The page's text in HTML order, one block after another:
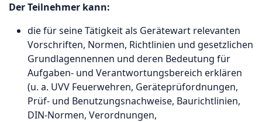
Der Teilnehmer kann:
die für seine Tätigkeit als Gerätewart relevanten
Vorschriften, Normen, Richtlinien und gesetzlichen
Grundlagennennen und deren Bedeutung für
Aufgaben- und Verantwortungsbereich erklären
(u. a. UVV Feuerwehren, Geräteprüfordnungen,
Prüf- und Benutzungsnachweise, Baurichtlinien,
DIN-Normen, Verordnungen,